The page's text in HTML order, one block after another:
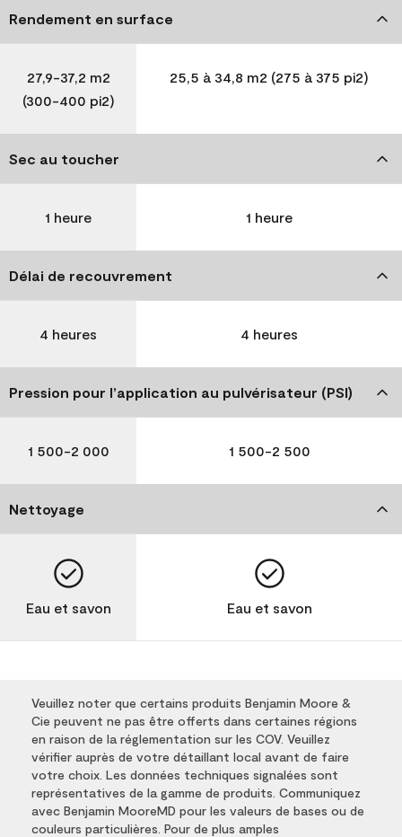
Rendement en surface
27,9-37,2 m2
(300-400 pi2)
25,5 à 34,8 m2 (275 à 375 pi2)
Sec au toucher
1 heure 1 heure
Délai de recouvrement
4 heures 4 heures
Pression pour l’application au pulvérisateur (PSI)
1 500-2 000 1 500-2 500
Nettoyage
Eau et savon Eau et savon
Veuillez noter que certains produits Benjamin Moore &
Cie peuvent ne pas être offerts dans certaines régions
en raison de la réglementation sur les COV. Veuillez
vérifier auprès de votre détaillant local avant de faire
votre choix. Les données techniques signalées sont
représentatives de la gamme de produits. Communiquez
avec Benjamin MooreMD pour les valeurs de bases ou de
couleurs particulières. Pour de plus amples